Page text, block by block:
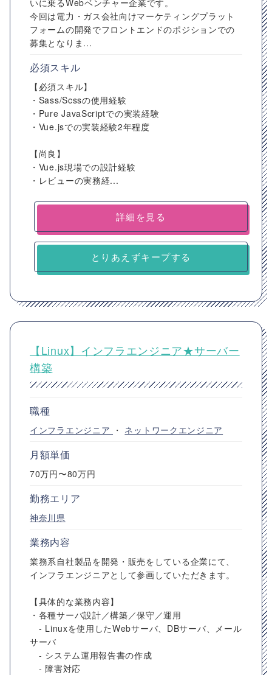
いに乗るWebベンチャー企業です。
今回は電力・ガス会社向けマーケティングプラット
フォームの開発でフロントエンドのポジションでの
募集となりま...
必須スキル
【必須スキル】
・Sass/Scssの使用経験
・Pure JavaScriptでの実装経験
・Vue.jsでの実装経験2年程度
【尚良】
・Vue.js現場での設計経験
・レビューの実務経...
詳細を見る
とりあえずキープする
【Linux】インフラエンジニア★サーバー
構築
職種
インフラエンジニア ・ ネットワークエンジニア
月額単価
70万円〜80万円
勤務エリア
神奈川県
業務内容
業務系自社製品を開発・販売をしている企業にて、
インフラエンジニアとして参画していただきます。
【具体的な業務内容】
・各種サーバ設計／構築／保守／運用
- Linuxを使用したWebサーバ、DBサーバ、メール
サーバ
- システム運用報告書の作成
- 障害対応